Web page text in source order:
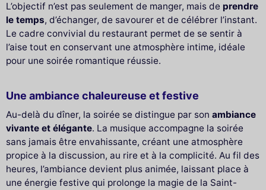
L’objectif n’est pas seulement de manger, mais de prendre
le temps, d’échanger, de savourer et de célébrer l’instant.
Le cadre convivial du restaurant permet de se sentir à
l’aise tout en conservant une atmosphère intime, idéale
pour une soirée romantique réussie.
Une ambiance chaleureuse et festive
Au-delà du dîner, la soirée se distingue par son ambiance
vivante et élégante. La musique accompagne la soirée
sans jamais être envahissante, créant une atmosphère
propice à la discussion, au rire et à la complicité. Au fil des
heures, l’ambiance devient plus animée, laissant place à
une énergie festive qui prolonge la magie de la Saint-